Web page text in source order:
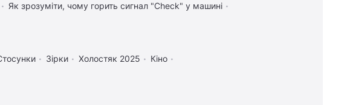
Як зрозуміти, чому горить сигнал "Check" у машині
Зірки Холостяк 2025
Кіно